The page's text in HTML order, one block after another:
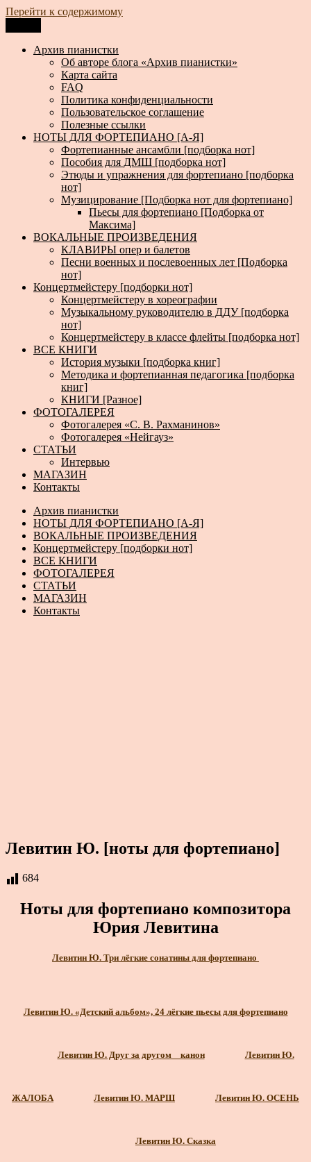
Перейти к содержимому
Архив пианистки
Всё для пианистов: ноты, книги, музыка, статьи…
Архив пианистки
Об авторе блога «Архив пианистки»
Карта сайта
FAQ
Политика конфиденциальности
Пользовательское соглашение
Полезные ссылки
НОТЫ ДЛЯ ФОРТЕПИАНО [А-Я]
Фортепианные ансамбли [подборка нот]
Пособия для ДМШ [подборка нот]
Этюды и упражнения для фортепиано [подборка
нот]
Музицирование [Подборка нот для фортепиано]
Пьесы для фортепиано [Подборка от
Максима]
ВОКАЛЬНЫЕ ПРОИЗВЕДЕНИЯ
КЛАВИРЫ опер и балетов
Песни военных и послевоенных лет [Подборка
нот]
Концертмейстеру [подборки нот]
Концертмейстеру в хореографии
Музыкальному руководителю в ДДУ [подборка
нот]
Концертмейстеру в классе флейты [подборка нот]
ВСЕ КНИГИ
История музыки [подборка книг]
Методика и фортепианная педагогика [подборка
книг]
КНИГИ [Разное]
ФОТОГАЛЕРЕЯ
Фотогалерея «С. В. Рахманинов»
Фотогалерея «Нейгауз»
СТАТЬИ
Интервью
МАГАЗИН
Контакты
Архив пианистки
НОТЫ ДЛЯ ФОРТЕПИАНО [А-Я]
ВОКАЛЬНЫЕ ПРОИЗВЕДЕНИЯ
Концертмейстеру [подборки нот]
ВСЕ КНИГИ
ФОТОГАЛЕРЕЯ
СТАТЬИ
МАГАЗИН
Контакты
Левитин Ю. [ноты для фортепиано]
684
Ноты для фортепиано композитора
Юрия Левитина
Левитин Ю. Три лёгкие сонатины для фортепиано
Левитин Ю. «Детский альбом», 24 лёгкие пьесы для фортепиано
Левитин Ю. Друг за другом _ канон Левитин Ю.
ЖАЛОБА Левитин Ю. МАРШ Левитин Ю. ОСЕНЬ
Левитин Ю. Сказка